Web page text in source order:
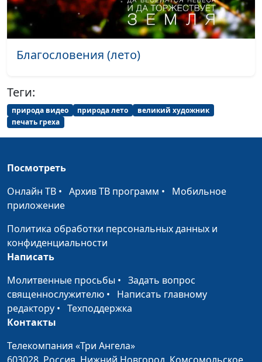
Осенний ролик (сборка) (осень) #479
Осенний ролик (сборка) (осень) #478
Осенний ролик (сборка) (осень)
Осенний ролик (сборка) (осень)
Летний ролик (сборка) (лето)
Летний ролик (сборка) (лето) #474
Летний ролик (сборка) (лето)
Летний ролик (сборка) (лето)
Летний ролик (сборка) (лето)
Летний ролик (сборка) (лето)
Летний ролик (сборка) (лето)
Мир цветов (лето)
Весенний ролик (сборка) (весна)
Весенний ролик (сборка) (апрель)
Благословения (лето)
Теги:
природа видео природа лето
великий художник
печать греха
Посмотреть
Онлайн ТВ • Архив ТВ программ • Мобильное
приложение
Политика обработки персональных данных и
конфиденциальности
Написать
Молитвенные просьбы • Задать вопрос
священнослужителю • Написать главному
редактору • Техподдержка
Контакты
Телекомпания «Три Ангела»